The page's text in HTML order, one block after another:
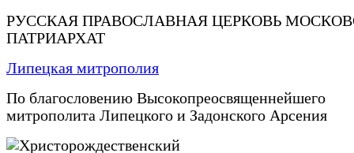
РУССКАЯ ПРАВОСЛАВНАЯ ЦЕРКОВЬ
ПАТРИАРХАТ
Липецкая митрополия
По благословению Высокопреосвященнейшего
митрополита Липецкого и Задонского Арсения